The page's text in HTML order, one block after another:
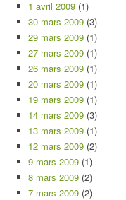
1 avril 2009 (1)
30 mars 2009 (3)
29 mars 2009 (1)
27 mars 2009 (1)
26 mars 2009 (1)
20 mars 2009 (1)
19 mars 2009 (1)
14 mars 2009 (3)
13 mars 2009 (1)
12 mars 2009 (2)
9 mars 2009 (1)
8 mars 2009 (2)
7 mars 2009 (2)